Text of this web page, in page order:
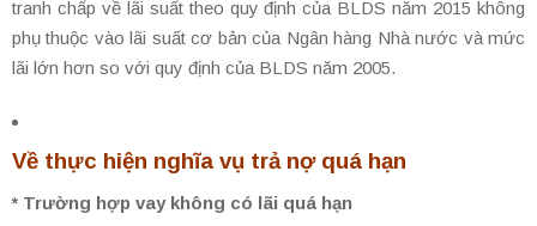
tranh chấp về lãi suất theo quy định của BLDS năm 2015 không
phụ thuộc vào lãi suất cơ bản của Ngân hàng Nhà nước và mức
lãi lớn hơn so với quy định của BLDS năm 2005.
Về thực hiện nghĩa vụ trả nợ quá hạn
* Trường hợp vay không có lãi quá hạn